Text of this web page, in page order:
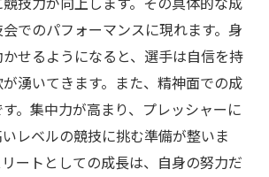
でのパフォーマンスに現れます。身
せるようになると、選手は自信を持
湧いてきます。また、精神面での成
。集中力が高まり、プレッシャーに
レベルの競技に挑む準備が整いま
ートとしての成長は、自身の努力だ